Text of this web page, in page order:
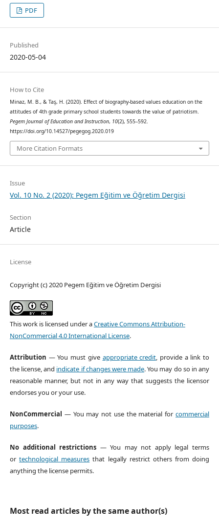
PDF
Published
2020-05-04
How to Cite
Minaz, M. B., & Taş, H. (2020). Effect of biography-based values education on the
attitudes of 4th grade primary school students towards the value of patriotism.
Pegem Journal of Education and Instruction, 10(2), 555–592.
https://doi.org/10.14527/pegegog.2020.019
More Citation Formats
Issue
Vol. 10 No. 2 (2020): Pegem Eğitim ve Öğretim Dergisi
Section
Article
License
Copyright (c) 2020 Pegem Eğitim ve Öğretim Dergisi
This work is licensed under aCreative Commons Attribution-
NonCommercial 4.0 International License.
Attribution — You must give appropriate credit, provide a link to
the license, and indicate if changes were made. You may do so in any
reasonable manner, but not in any way that suggests the licensor
endorses you or your use.
NonCommercial — You may not use the material forcommercial
purposes.
No additional restrictions — You may not apply legal terms
ortechnological measures that legally restrict others from doing
anything the license permits.
Most read articles by the same author(s)